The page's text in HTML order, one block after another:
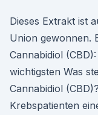
Dieses Extrakt ist
Union gewonnen.
Cannabidiol
wichtigsten Was
Cannabidiol
Krebspatienten